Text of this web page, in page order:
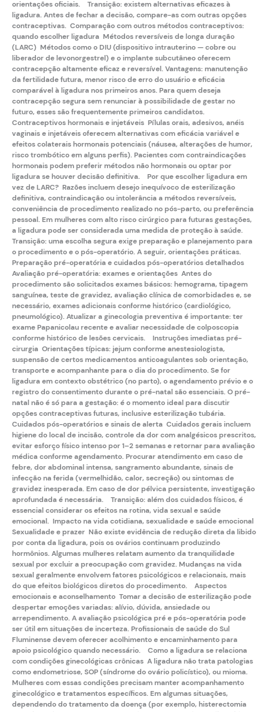
orientações oficiais. Transição: existem alternativas eficazes à
ligadura. Antes de fechar a decisão, compare-as com outras opções
contraceptivas. Comparação com outros métodos contraceptivos:
quando escolher ligadura Métodos reversíveis de longa duração
(LARC) Métodos como oDIU(dispositivo intrauterino — cobre ou
liberador de levonorgestrel) e oimplante subcutâneooferecem
contracepção altamente eficaz e reversível. Vantagens: manutenção
da fertilidade futura, menor risco de erro do usuário e eficácia
comparável à ligadura nos primeiros anos. Para quem deseja
contracepção segura sem renunciar à possibilidade de gestar no
futuro, esses são frequentemente primeiros candidatos.
Contraceptivos hormonais e injetáveis Pílulas orais, adesivos, anéis
vaginais e injetáveis oferecem alternativas com eficácia variável e
efeitos colaterais hormonais potenciais (náusea, alterações de humor,
risco trombótico em alguns perfis). Pacientes com contraindicações
hormonais podem preferir métodos não hormonais ou optar por
ligadura se houver decisão definitiva. Por que escolher ligadura em
vez de LARC? Razões incluem desejo inequívoco de esterilização
definitiva, contraindicação ou intolerância a métodos reversíveis,
conveniência de procedimento realizado no pós-parto, ou preferência
pessoal. Em mulheres com alto risco cirúrgico para futuras gestações,
a ligadura pode ser considerada uma medida de proteção à saúde.
Transição: uma escolha segura exige preparação e planejamento para
o procedimento e o pós-operatório. A seguir, orientações práticas.
Preparação pré-operatória e cuidados pós-operatórios detalhados
Avaliação pré-operatória: exames e orientações Antes do
procedimento são solicitados exames básicos: hemograma, tipagem
sanguínea, teste de gravidez, avaliação clínica de comorbidades e, se
necessário, exames adicionais conforme histórico (cardiológico,
pneumológico). Atualizar aginecologia preventivaé importante: ter
examePapanicolaurecente e avaliar necessidade decolposcopia
conforme histórico de lesões cervicais. Instruções imediatas pré-
cirurgia Orientações típicas: jejum conforme anestesiologista,
suspensão de certos medicamentos anticoagulantes sob orientação,
transporte e acompanhante para o dia do procedimento. Se for
ligadura em contexto obstétrico (no parto), o agendamento prévio e o
registro do consentimento durante o pré-natal são essenciais. Opré-
natalnão é só para a gestação: é o momento ideal para discutir
opções contraceptivas futuras, inclusive esterilização tubária.
Cuidados pós-operatórios e sinais de alerta Cuidados gerais incluem
higiene do local de incisão, controle da dor com analgésicos prescritos,
evitar esforço físico intenso por 1–2 semanas e retornar para avaliação
médica conforme agendamento. Procurar atendimento em caso de
febre, dor abdominal intensa, sangramento abundante, sinais de
infecção na ferida (vermelhidão, calor, secreção) ou sintomas de
gravidez inesperada. Em caso de dor pélvica persistente, investigação
aprofundada é necessária. Transição: além dos cuidados físicos, é
essencial considerar os efeitos na rotina, vida sexual e saúde
emocional. Impacto na vida cotidiana, sexualidade e saúde emocional
Sexualidade e prazer Não existe evidência de redução direta da libido
por conta da ligadura, pois os ovários continuam produzindo
hormônios. Algumas mulheres relatam aumento da tranquilidade
sexual por excluir a preocupação com gravidez. Mudanças na vida
sexual geralmente envolvem fatores psicológicos e relacionais, mais
do que efeitos biológicos diretos do procedimento. Aspectos
emocionais e aconselhamento Tomar a decisão de esterilização pode
despertar emoções variadas: alívio, dúvida, ansiedade ou
arrependimento. A avaliação psicológica pré e pós-operatória pode
ser útil em situações de incerteza. Profissionais de saúde do Sul
Fluminense devem oferecer acolhimento e encaminhamento para
apoio psicológico quando necessário. Como a ligadura se relaciona
com condições ginecológicas crônicas A ligadura não trata patologias
comoendometriose, SOP(síndrome do ovário policístico), oumioma.
Mulheres com essas condições precisam manter acompanhamento
ginecológico e tratamentos específicos. Em algumas situações,
dependendo do tratamento da doença (por exemplo, histerectomia